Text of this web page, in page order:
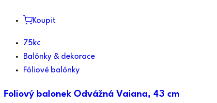
Koupit
75kc
Balónky & dekorace
Fóliové balónky
Foliový balonek Odvážná Vaiana, 43 cm